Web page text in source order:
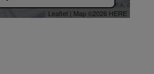
Leaflet | Map ©2026 HERE